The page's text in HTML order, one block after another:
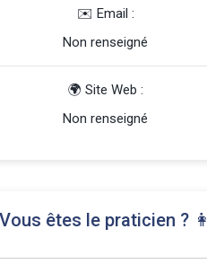
️✉️ Email :
Non renseigné
🌍 Site Web :
Non renseigné
Vous êtes le praticien ? 👩